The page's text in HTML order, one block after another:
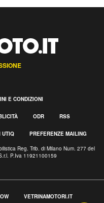
E CONDIZIONI
ODR RSS
UTIQ PREFERENZE MAILING
Reg. Trib. di Milano Num. 277 del
P.Iva 11921100159
VETRINAMOTORI.IT